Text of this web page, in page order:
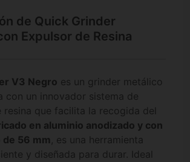
de Quick Grinder
Expulsor de Resina
V3 Negro es un grinder metálico
con un innovador sistema de
resina que facilita la recogida del
en aluminio anodizado y con
56 mm , es una herramienta
y diseñada para durar. Ideal